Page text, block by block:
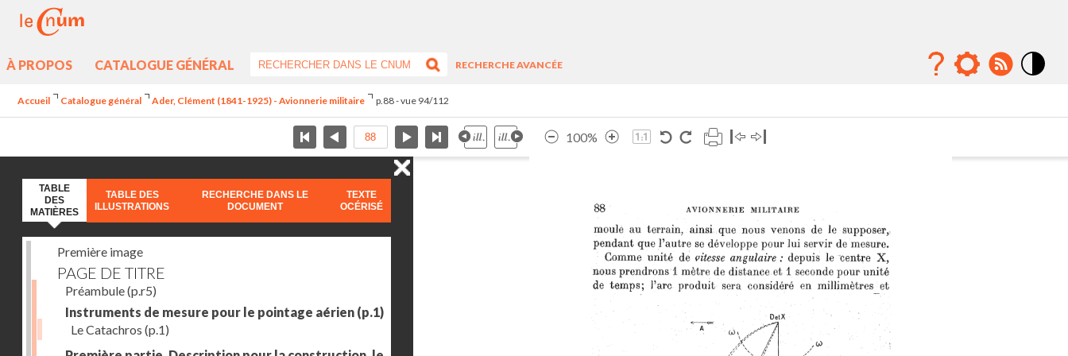
À PROPOS CATALOGUE GÉNÉRAL
RECHERCHE AVANCÉE
Accueil Catalogue général Ader, Clément (1841-1925) - Avionnerie militaire p.88 - vue 94/112
100%
TABLE
DES
MATIÈRES
TABLE DES
ILLUSTRATIONS
RECHERCHE DANS LE
DOCUMENT
TEXTE
OCÉRISÉ
Première image
PAGE DE TITRE
Préambule(p.r5)
Instruments de mesure pour le pointage aérien (p.1)
Le Catachros (p.1)